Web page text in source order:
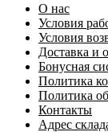
О нас
Условия
Условия
Доставка и
Бонусная
Политика
Политика
Контакты
Адрес